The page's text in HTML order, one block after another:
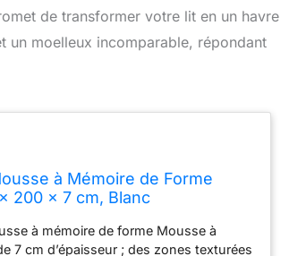
de transformer votre lit en un havre
un moelleux incomparable, répondant
à Mémoire de Forme
200 x 7 cm, Blanc
à mémoire de forme Mousse à
7 cm d’épaisseur ; des zones texturées